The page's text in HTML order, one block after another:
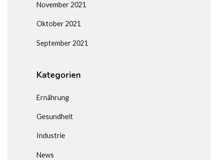
November 2021
Oktober 2021
September 2021
Kategorien
Ernährung
Gesundheit
Industrie
News